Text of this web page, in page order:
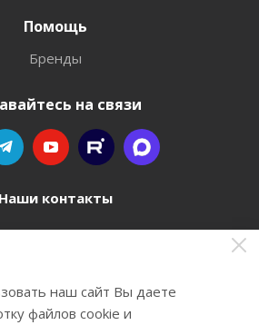
Помощь
Бренды
на связи
Наши контакты
8 800 77-00-962
Павла Преображенского, д.6А,
наш сайт Вы даете
файлов cookie и